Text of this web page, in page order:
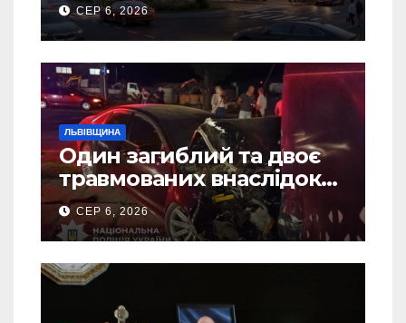
СЕР 6, 2026
ЛЬВІВЩИНА
Один загиблий та двоє
травмованих внаслідок
ДТП на Самбірщині
СЕР 6, 2026